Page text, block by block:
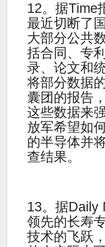
12。据Time
最近切断了
大部分公共
括合同、专
录、论文和
将部分数据
囊团的报告
这些数据来
放军希望如
的半导体并
查结果。
13。据Daily
领先的长寿
技术的飞跃